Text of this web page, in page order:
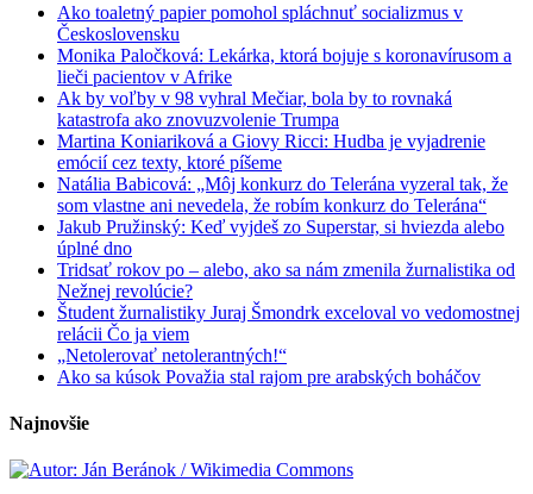
Ako toaletný papier pomohol spláchnuť socializmus v
Československu
Monika Paločková: Lekárka, ktorá bojuje s koronavírusom a
lieči pacientov v Afrike
Ak by voľby v 98 vyhral Mečiar, bola by to rovnaká
katastrofa ako znovuzvolenie Trumpa
Martina Koniariková a Giovy Ricci: Hudba je vyjadrenie
emócií cez texty, ktoré píšeme
Natália Babicová: „Môj konkurz do Telerána vyzeral tak, že
som vlastne ani nevedela, že robím konkurz do Telerána“
Jakub Pružinský: Keď vyjdeš zo Superstar, si hviezda alebo
úplné dno
Tridsať rokov po – alebo, ako sa nám zmenila žurnalistika od
Nežnej revolúcie?
Študent žurnalistiky Juraj Šmondrk exceloval vo vedomostnej
relácii Čo ja viem
„Netolerovať netolerantných!“
Ako sa kúsok Považia stal rajom pre arabských boháčov
Najnovšie